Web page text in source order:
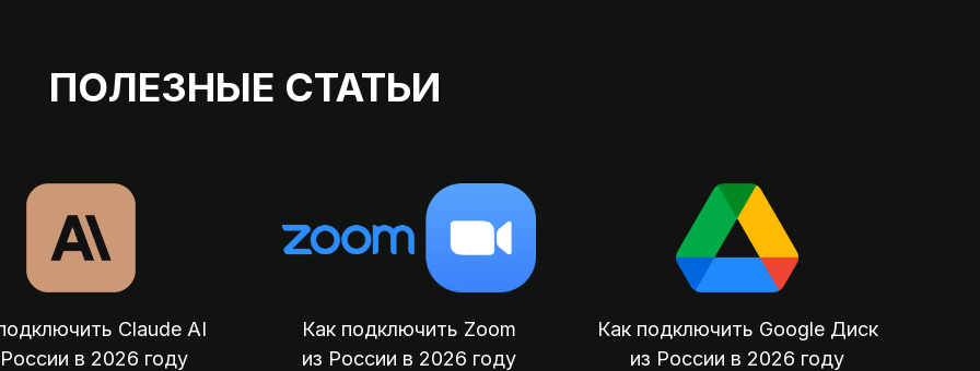
ПОЛЕЗНЫЕ СТАТЬИ
Claude AI
в 2026 году
Как подключить Zoom
из России в 2026 году
Как подключить Google Диск
из России в 2026 году